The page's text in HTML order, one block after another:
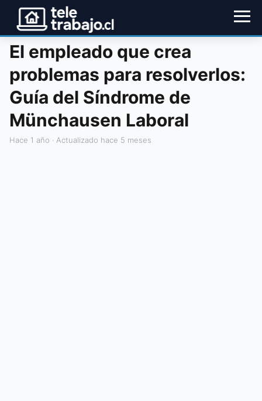
El empleado que crea
problemas para resolverlos:
Guía del Síndrome de
Münchausen Laboral
hace 1 año · Actualizado hace 5 meses